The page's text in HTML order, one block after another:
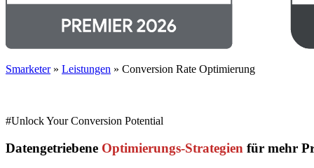
Smarketer» Leistungen » Conversion Rate Optimierung
#Unlock Your Conversion Potential
Datengetriebene Optimierungs-Strategien für mehr